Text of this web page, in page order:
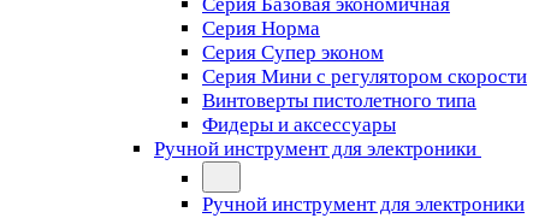
Серия Норма
Серия Cупер эконом
Серия Мини с регулятором скорости
Винтоверты пистолетного типа
Фидеры и аксессуары
Ручной инструмент для электроники
Ручной инструмент для электроники